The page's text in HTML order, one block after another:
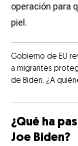
operación para
piel.
Gobierno de EU
a migrantes
de Biden. ¿A
¿Qué ha
Joe Biden?